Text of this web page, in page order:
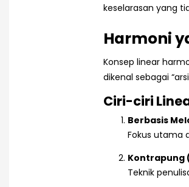
keselarasan yang
Harmoni
Konsep linear
dikenal sebagai
Ciri-ciri
Berbasis
Fokus utama
Kontrapung
Teknik